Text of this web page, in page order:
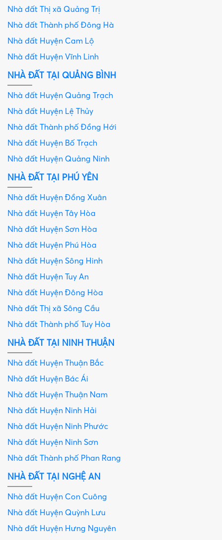
Nhà đất Thị xã Quảng Trị
Nhà đất Thành phố Đông Hà
Nhà đất Huyện Cam Lộ
Nhà đất Huyện Vĩnh Linh
NHÀ ĐẤT TẠI QUẢNG BÌNH
Nhà đất Huyện Quảng Trạch
Nhà đất Huyện Lệ Thủy
Nhà đất Thành phố Đồng Hới
Nhà đất Huyện Bố Trạch
Nhà đất Huyện Quảng Ninh
NHÀ ĐẤT TẠI PHÚ YÊN
Nhà đất Huyện Đồng Xuân
Nhà đất Huyện Tây Hòa
Nhà đất Huyện Sơn Hòa
Nhà đất Huyện Phú Hòa
Nhà đất Huyện Sông Hinh
Nhà đất Huyện Tuy An
Nhà đất Huyện Đông Hòa
Nhà đất Thị xã Sông Cầu
Nhà đất Thành phố Tuy Hòa
NHÀ ĐẤT TẠI NINH THUẬN
Nhà đất Huyện Thuận Bắc
Nhà đất Huyện Bác Ái
Nhà đất Huyện Thuận Nam
Nhà đất Huyện Ninh Hải
Nhà đất Huyện Ninh Phước
Nhà đất Huyện Ninh Sơn
Nhà đất Thành phố Phan Rang
NHÀ ĐẤT TẠI NGHỆ AN
Nhà đất Huyện Con Cuông
Nhà đất Huyện Quỳnh Lưu
Nhà đất Huyện Hưng Nguyên